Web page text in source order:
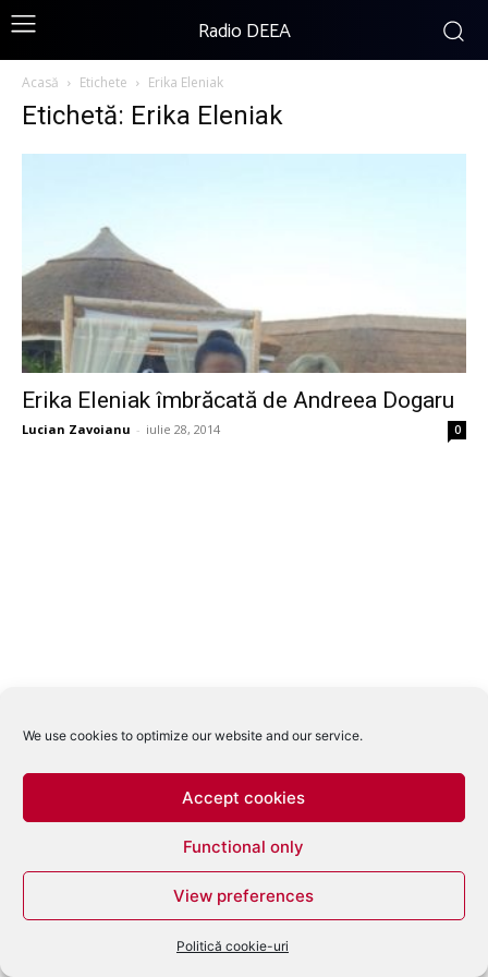
We use cookies to optimize our website and our service.
Accept cookies
Functional only
View preferences
Politică cookie-uri
Radio DEEA
Acasă Etichete Erika Eleniak
Etichetă: Erika Eleniak
Erika Eleniak îmbrăcată de Andreea Dogaru
Lucian Zavoianu - iulie 28, 2014 0